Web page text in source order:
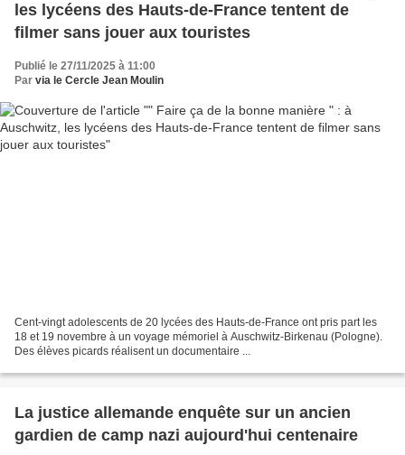
les lycéens des Hauts-de-France tentent de
filmer sans jouer aux touristes
Publié le 27/11/2025 à 11:00
Par via le Cercle Jean Moulin
Cent-vingt adolescents de 20 lycées des Hauts-de-France ont pris part les
18 et 19 novembre à un voyage mémoriel à Auschwitz-Birkenau (Pologne).
Des élèves picards réalisent un documentaire ...
La justice allemande enquête sur un ancien
gardien de camp nazi aujourd'hui centenaire